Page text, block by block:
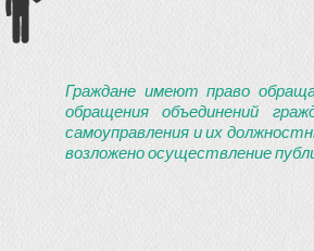
Граждане имеют право
обращения объединений
самоуправления и их
возложено осуществление